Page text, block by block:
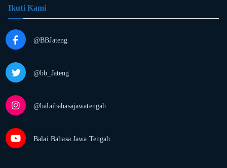
Ikuti Kami
@BBJateng
@bb_Jateng
@balaibahasajawatengah
Balai Bahasa Jawa Tengah